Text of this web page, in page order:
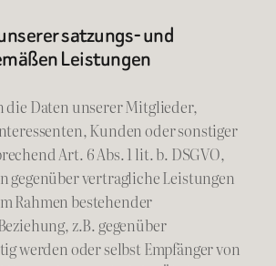
satzungs- und
Leistungen
die Daten unserer Mitglieder,
Kunden oder sonstiger
Art. 6 Abs. 1 lit. b. DSGVO,
gegenüber vertragliche Leistungen
Rahmen bestehender
z.B. gegenüber
werden oder selbst Empfänger von